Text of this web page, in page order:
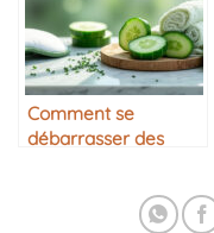
Comment se
débarrasser des